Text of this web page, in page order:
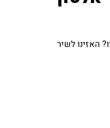
האזינו לשיר